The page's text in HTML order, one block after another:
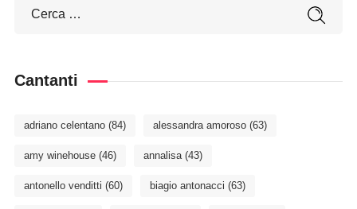
Cantanti
adriano celentano(84) alessandra amoroso(63)
amy winehouse(46) annalisa(43)
antonello venditti (60) biagio antonacci (63)